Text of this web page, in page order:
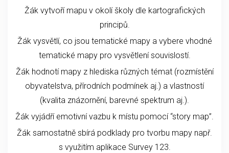
Žák vytvoří mapu v okolí školy dle kartografických
principů.
Žák vysvětlí, co jsou tematické mapy a vybere vhodné
tematické mapy pro vysvětlení souvislostí.
Žák hodnotí mapy z hlediska různých témat (rozmístění
obyvatelstva, přírodních podmínek aj.) a vlastností
(kvalita znázornění, barevné spektrum aj.).
Žák vyjádří emotivní vazbu k místu pomocí “story map”.
Žák samostatně sbírá podklady pro tvorbu mapy např.
s využitím aplikace Survey 123.